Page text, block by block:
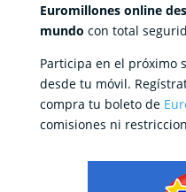
Euromillones online
mundo con total
Participa en el próximo
desde tu móvil.
compra tu boleto de
comisiones ni